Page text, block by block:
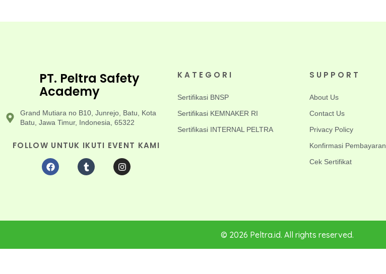
PT. Peltra Safety
Academy
Grand Mutiara no B10, Junrejo, Batu, Kota
Batu, Jawa Timur, Indonesia, 65322
FOLLOW UNTUK IKUTI EVENT KAMI
KATEGORI
Sertifikasi BNSP
Sertifikasi KEMNAKER RI
Sertifikasi INTERNAL PELTRA
SUPPORT
About Us
Contact Us
Privacy Policy
Konfirmasi Pembayaran
Cek Sertifikat
© 2026 Peltra.id. All rights reserved.